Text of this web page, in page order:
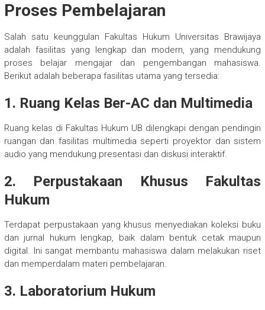
Proses Pembelajaran
Salah satu keunggulan Fakultas Hukum Universitas Brawijaya
adalah fasilitas yang lengkap dan modern, yang mendukung
proses belajar mengajar dan pengembangan mahasiswa.
Berikut adalah beberapa fasilitas utama yang tersedia:
1. Ruang Kelas Ber-AC dan Multimedia
Ruang kelas di Fakultas Hukum UB dilengkapi dengan pendingin
ruangan dan fasilitas multimedia seperti proyektor dan sistem
audio yang mendukung presentasi dan diskusi interaktif.
2. Perpustakaan Khusus Fakultas
Hukum
Terdapat perpustakaan yang khusus menyediakan koleksi buku
dan jurnal hukum lengkap, baik dalam bentuk cetak maupun
digital. Ini sangat membantu mahasiswa dalam melakukan riset
dan memperdalam materi pembelajaran.
3. Laboratorium Hukum